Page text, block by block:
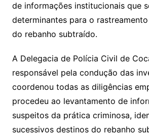
de informações institucionais que
determinantes para o
do rebanho subtraído.
A Delegacia de Polícia Civil de
responsável pela condução das
coordenou todas as diligências
procedeu ao levantamento de
suspeitos da prática criminosa,
sucessivos destinos do rebanho